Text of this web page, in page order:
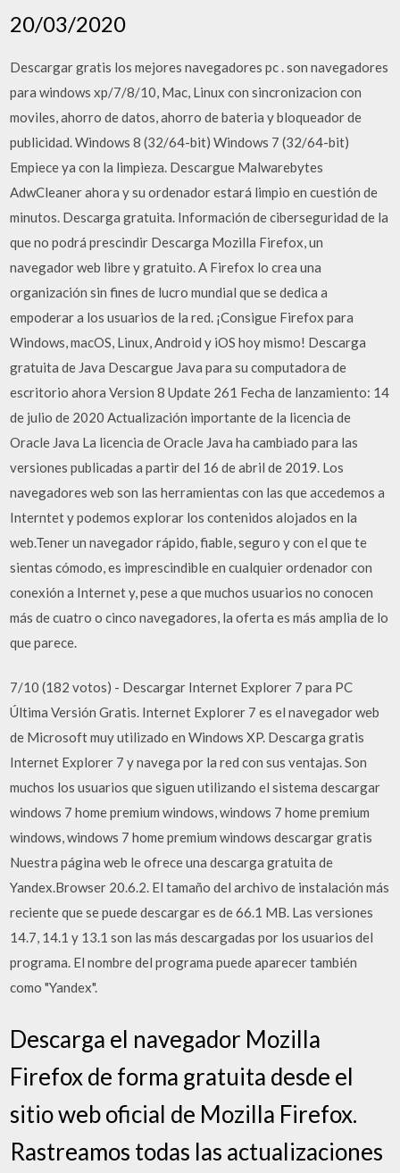
20/03/2020
Descargar gratis los mejores navegadores pc . son navegadores
para windows xp/7/8/10, Mac, Linux con sincronizacion con
moviles, ahorro de datos, ahorro de bateria y bloqueador de
publicidad. Windows 8 (32/64-bit) Windows 7 (32/64-bit)
Empiece ya con la limpieza. Descargue Malwarebytes
AdwCleaner ahora y su ordenador estará limpio en cuestión de
minutos. Descarga gratuita. Información de ciberseguridad de la
que no podrá prescindir Descarga Mozilla Firefox, un
navegador web libre y gratuito. A Firefox lo crea una
organización sin fines de lucro mundial que se dedica a
empoderar a los usuarios de la red. ¡Consigue Firefox para
Windows, macOS, Linux, Android y iOS hoy mismo! Descarga
gratuita de Java Descargue Java para su computadora de
escritorio ahora Version 8 Update 261 Fecha de lanzamiento: 14
de julio de 2020 Actualización importante de la licencia de
Oracle Java La licencia de Oracle Java ha cambiado para las
versiones publicadas a partir del 16 de abril de 2019. Los
navegadores web son las herramientas con las que accedemos a
Interntet y podemos explorar los contenidos alojados en la
web.Tener un navegador rápido, fiable, seguro y con el que te
sientas cómodo, es imprescindible en cualquier ordenador con
conexión a Internet y, pese a que muchos usuarios no conocen
más de cuatro o cinco navegadores, la oferta es más amplia de lo
que parece.
7/10 (182 votos) - Descargar Internet Explorer 7 para PC
Última Versión Gratis. Internet Explorer 7 es el navegador web
de Microsoft muy utilizado en Windows XP. Descarga gratis
Internet Explorer 7 y navega por la red con sus ventajas. Son
muchos los usuarios que siguen utilizando el sistema descargar
windows 7 home premium windows, windows 7 home premium
windows, windows 7 home premium windows descargar gratis
Nuestra página web le ofrece una descarga gratuita de
Yandex.Browser 20.6.2. El tamaño del archivo de instalación más
reciente que se puede descargar es de 66.1 MB. Las versiones
14.7, 14.1 y 13.1 son las más descargadas por los usuarios del
programa. El nombre del programa puede aparecer también
como "Yandex".
Descarga el navegador Mozilla
Firefox de forma gratuita desde el
sitio web oficial de Mozilla Firefox.
Rastreamos todas las actualizaciones